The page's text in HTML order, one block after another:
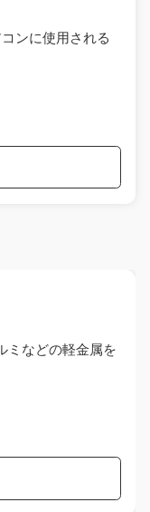
ンに使用される
ミなどの軽金属を